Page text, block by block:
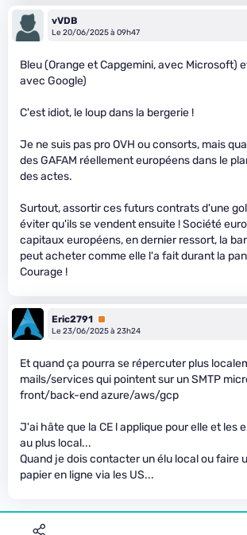
vVDB
Le 20/06/2025 à 09h47
Bleu (Orange et Capgemini, avec Microsoft)
avec Google)
C'est idiot, le loup dans la bergerie !
Je ne suis pas pro OVH ou consorts, mais
des GAFAM réellement européens dans le
des actes.
Surtout, assortir ces futurs contrats d'une
éviter qu'ils se vendent ensuite ! Société
capitaux européens, en dernier ressort, la
peut acheter comme elle l'a fait durant la
Courage !
Eric2791 Premium
Le 23/06/2025 à 23h24
Et quand ça pourra se répercuter plus
mails/services qui pointent sur un SMTP
front/back-end azure/aws/gcp
J'ai hâte que la CE l applique pour elle et les
au plus local...
Quand je dois contacter un élu local ou faire
papier en ligne via les US...